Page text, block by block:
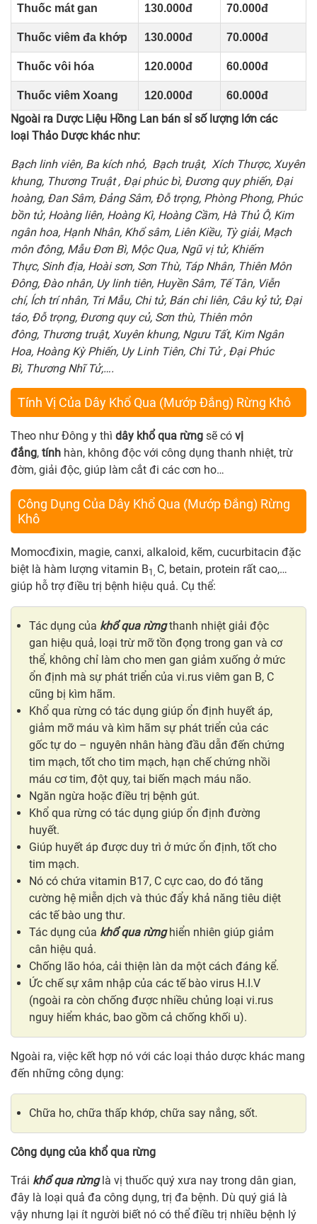
Thuốc mát gan 130.000đ 70.000đ
Thuốc viêm đa khớp 130.000đ 70.000đ
Thuốc vôi hóa 120.000đ 60.000đ
Thuốc viêm Xoang 120.000đ 60.000đ
Ngoài ra Dược Liệu Hồng Lan bán sỉ số lượng lớn các
loại Thảo Dược khác như:
Bạch linh viên, Ba kích nhỏ, Bạch truật, Xích Thược, Xuyên
khung, Thương Truật , Đại phúc bì, Đương quy phiến, Đại
hoàng, Đan Sâm, Đảng Sâm, Đỗ trọng, Phòng Phong, Phúc
bồn tử, Hoàng liên, Hoàng Kì, Hoàng Cầm, Hà Thủ Ô, Kim
ngân hoa, Hạnh Nhân, Khổ sâm, Liên Kiều, Tỳ giải, Mạch
môn đông, Mẫu Đơn Bì, Mộc Qua, Ngũ vị tử, Khiếm
Thực, Sinh địa, Hoài sơn, Sơn Thù, Táp Nhân, Thiên Môn
Đông, Đào nhân, Uy linh tiên, Huyền Sâm, Tế Tân, Viễn
chí, Ích trí nhân, Tri Mẫu, Chi tử, Bán chi liên, Câu kỷ tử, Đại
táo, Đỗ trọng, Đương quy củ, Sơn thù, Thiên môn
đông, Thương truật, Xuyên khung, Ngưu Tất, Kim Ngân
Hoa, Hoàng Kỳ Phiến, Uy Linh Tiên, Chi Tử , Đại Phúc
Bì, Thương Nhĩ Tử,….
Tính Vị Của Dây Khổ Qua (Mướp Đắng) Rừng Khô
Theo như Đông y thì dây khổ qua rừng sẽ có vị
đắng, tính hàn, không độc với công dụng thanh nhiệt, trừ
đờm, giải độc, giúp làm cắt đi các cơn ho…
Công Dụng Của Dây Khổ Qua (Mướp Đắng) Rừng
Khô
Momocđixin, magie, canxi, alkaloid, kẽm, cucurbitacin đặc
biệt là hàm lượng vitamin B1, C, betain, protein rất cao,…
giúp hỗ trợ điều trị bệnh hiệu quả. Cụ thể:
Tác dụng của khổ qua rừngthanh nhiệt giải độc
gan hiệu quả, loại trừ mỡ tồn đọng trong gan và cơ
thể, không chỉ làm cho men gan giảm xuống ở mức
ổn định mà sự phát triển của vi.rus viêm gan B, C
cũng bị kìm hãm.
Khổ qua rừng có tác dụng giúp ổn định huyết áp,
giảm mỡ máu và kìm hãm sự phát triển của các
gốc tự do – nguyên nhân hàng đầu dẫn đến chứng
tim mạch, tốt cho tim mạch, hạn chế chứng nhồi
máu cơ tim, đột quỵ, tai biến mạch máu não.
Ngăn ngừa hoặc điều trị bệnh gút.
Khổ qua rừng có tác dụng giúp ổn định đường
huyết.
Giúp huyết áp được duy trì ở mức ổn định, tốt cho
tim mạch.
Nó có chứa vitamin B17, C cực cao, do đó tăng
cường hệ miễn dịch và thúc đẩy khả năng tiêu diệt
các tế bào ung thư.
Tác dụng của khổ qua rừnghiển nhiên giúp giảm
cân hiệu quả.
Chống lão hóa, cải thiện làn da một cách đáng kể.
Ức chế sự xâm nhập của các tế bào virus H.I.V
(ngoài ra còn chống được nhiều chủng loại vi.rus
nguy hiểm khác, bao gồm cả chống khối u).
Ngoài ra, việc kết hợp nó với các loại thảo dược khác mang
đến những công dụng:
Chữa ho, chữa thấp khớp, chữa say nắng, sốt.
Công dụng của khổ qua rừng
Trái khổ qua rừnglà vị thuốc quý xưa nay trong dân gian,
đây là loại quả đa công dụng, trị đa bệnh. Dù quý giá là
vậy nhưng lại ít người biết nó có thể điều trị nhiều bệnh lý